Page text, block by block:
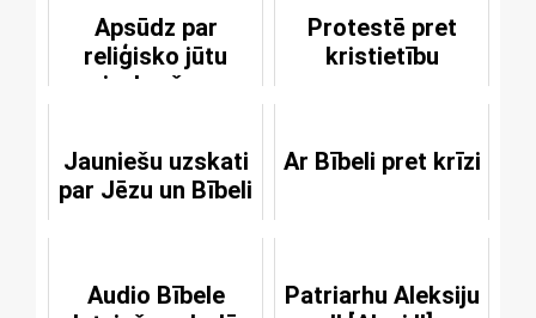
Apsūdz par
reliģisko jūtu
aizskaršanu
Protestē pret
kristietību
Jauniešu uzskati
par Jēzu un Bībeli
Ar Bībeli pret krīzi
Audio Bībele
Patriarhu Aleksiju